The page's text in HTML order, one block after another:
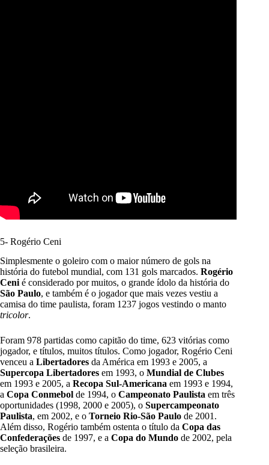
5- Rogério Ceni
Simplesmente o goleiro com o maior número de gols na
história do futebol mundial, com 131 gols marcados. Rogério
Cenié considerado por muitos, o grande ídolo da história do
São Paulo, e também é o jogador que mais vezes vestiu a
camisa do time paulista, foram 1237 jogos vestindo o manto
tricolor.
Foram 978 partidas como capitão do time, 623 vitórias como
jogador, e títulos, muitos títulos. Como jogador, Rogério Ceni
venceu a Libertadores da América em 1993 e 2005, a
Supercopa Libertadores em 1993, o Mundial de Clubes
em 1993 e 2005, a Recopa Sul-Americana em 1993 e 1994,
a Copa Conmebol de 1994, o Campeonato Paulista em três
oportunidades (1998, 2000 e 2005), o Supercampeonato
Paulista, em 2002, e o Torneio Rio-São Paulo de 2001.
Além disso, Rogério também ostenta o título da Copa das
Confederações de 1997, e a Copa do Mundo de 2002, pela
seleção brasileira.